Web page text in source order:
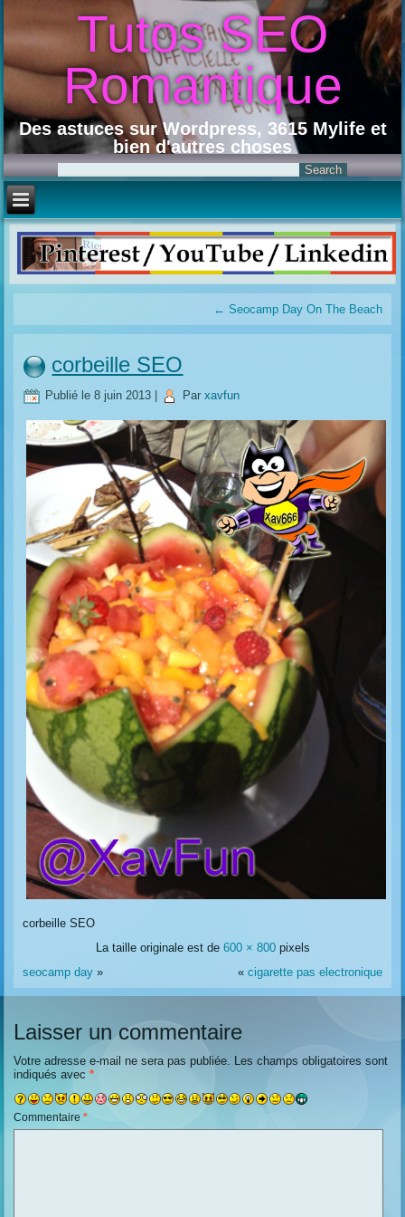
Tutos SEO
Romantique
Des astuces sur Wordpress, 3615 Mylife et
bien d'autres choses
← Seocamp Day On The Beach
corbeille SEO
Publié le 8 juin 2013 Par xavfun
corbeille SEO
La taille originale est de 600 × 800pixels
seocamp day » « cigarette pas electronique
Laisser un commentaire
Votre adresse e-mail ne sera pas publiée.
Les champs obligatoires sont
indiqués avec*
Commentaire*